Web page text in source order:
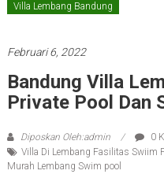
Villa Lembang Bandung
Februari 6, 2022
Bandung Villa
Private Pool Dan
Diposkan Oleh:admin
0
Villa Di Lembang Fasilitas Swiim
Murah Lembang Swim pool